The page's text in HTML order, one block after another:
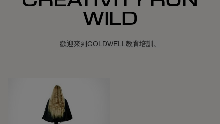
WILD
歡迎來到GOLDWELL教育培訓。